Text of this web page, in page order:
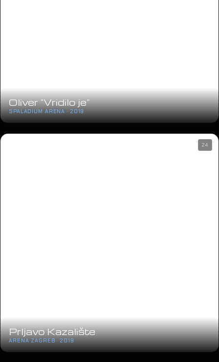
Oliver “Vridilo je”
SPALADIUM ARENA · 2019
Prljavo Kazalište
ARENA ZAGREB · 2019
24